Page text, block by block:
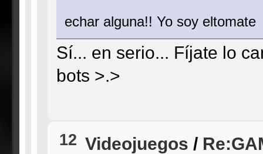
echar alguna!! Yo soy
Sí... en serio... Fíjate lo
bots >.>
12 Videojuegos /